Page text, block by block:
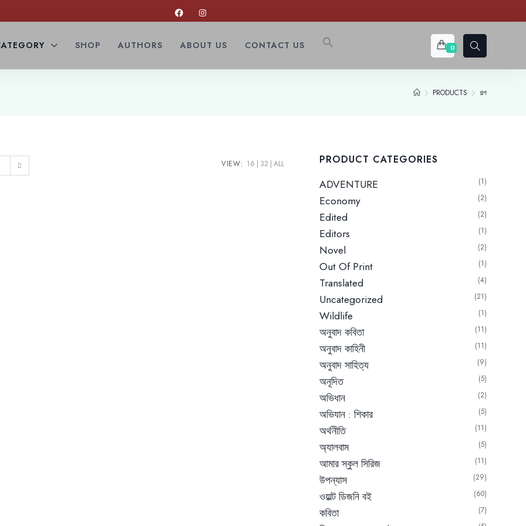
SHOP AUTHORS ABOUT US CONTACT US 0
PRODUCTS গল্প
VIEW: 16 32 ALL PRODUCT CATEGORIES
ADVENTURE 1
Economy 2
Edited 2
Editors 1
Novel 2
Out Of Print 1
Translated 4
Uncategorized 21
Wildlife 1
অনুবাদ কবিতা 11
অনুবাদ কাহিনী 11
অনুবাদ সাহিত্য 9
অনূদিত 5
অভিধান 2
অভিযান : শিকার 5
অর্থনীতি 11
অ্যালবাম 5
আমার স্কুল সিরিজ 11
উপন্যাস 29
ওয়াল্ট ডিজনি বই 60
কবিতা 7